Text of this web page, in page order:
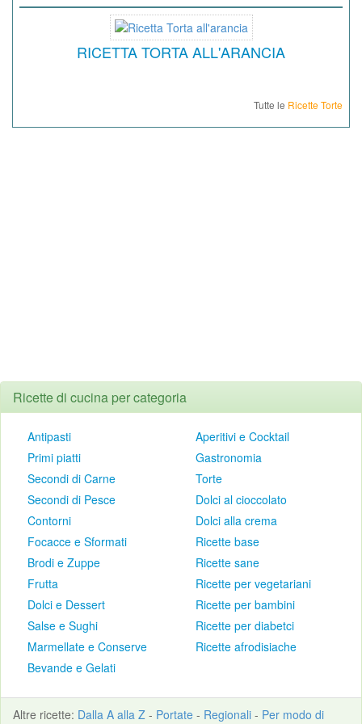
RICETTA TORTA ALL'ARANCIA
Tutte le Ricette Torte
Ricette di cucina per categoria
Antipasti
Primi piatti
Secondi di Carne
Secondi di Pesce
Contorni
Focacce e Sformati
Brodi e Zuppe
Frutta
Dolci e Dessert
Salse e Sughi
Marmellate e Conserve
Bevande e Gelati
Aperitivi e Cocktail
Gastronomia
Torte
Dolci al cioccolato
Dolci alla crema
Ricette base
Ricette sane
Ricette per vegetariani
Ricette per bambini
Ricette per diabetci
Ricette afrodisiache
Altre ricette: Dalla A alla Z - Portate - Regionali - Per modo di